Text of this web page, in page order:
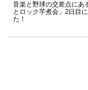
音楽と野球の交差点にあ
とロック芋煮会」2日目
た！